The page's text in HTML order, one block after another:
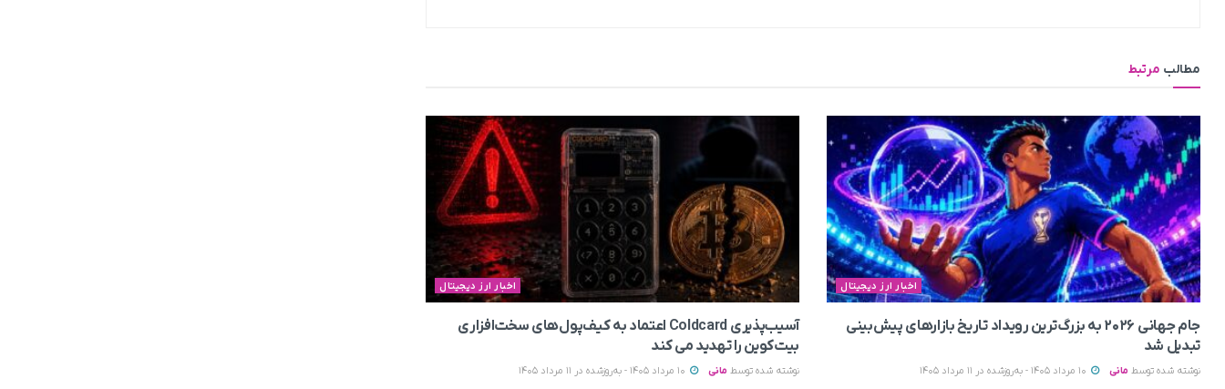
مطالب مرتبط
اخبار ارز دیجیتال
جام جهانی ۲۰۲۶ به بزرگ‌ترین رویداد تاریخ بازارهای پیش‌بینی
تبدیل شد
نوشته شده توسط مانی
اخبار ارز دیجیتال
آسیب‌پذیری Coldcard اعتماد به کیف‌پول‌های سخت‌افزاری
بیت‌کوین را تهدید می‌ کند
نوشته شده توسط مانی